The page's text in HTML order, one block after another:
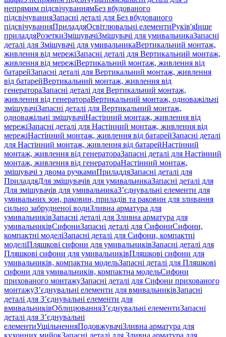
непрямим підсвічуваннямБез вбудованого
підсвічуванняЗапасні деталі для Без вбудованого
підсвічуванняПриладдяОсвітлювальні елементиРуків'яІнше
приладдяРозеткиЗмішувачіЗмішувачі для умивальникаЗапасні
деталі для Змішувачі для умивальникаВертикальний монтаж,
живлення від мережіЗапасні деталі для Вертикальний монтаж,
живлення від мережіВертикальний монтаж, живлення від
батарейЗапасні деталі для Вертикальний монтаж, живлення
від батарейВертикальний монтаж, живлення від
генератораЗапасні деталі для Вертикальний монтаж,
живлення від генератораВертикальний монтаж, одноважільні
змішувачіЗапасні деталі для Вертикальний монтаж,
одноважільні змішувачіНастінний монтаж, живлення від
мережіЗапасні деталі для Настінний монтаж, живлення від
мережіНастінний монтаж, живлення від батарейЗапасні деталі
для Настінний монтаж, живлення від батарейНастінний
монтаж, живлення від генератораЗапасні деталі для Настінний
монтаж, живлення від генератораНастінний монтаж,
змішувачі з двома ручкамиПриладдяЗапасні деталі для
ПриладдяДля змішувачів для умивальникаЗапасні деталі для
Для змішувачів для умивальникаЗ’єднувальні елементи для
умивальних зон, раковин, приладів та раковин для зливання
сильно забрудненої водиЗливна арматура для
умивальниківЗапасні деталі для Зливна арматура для
умивальниківСифониЗапасні деталі для СифониСифони,
компактні моделіЗапасні деталі для Сифони, компактні
моделіПляшкові сифони для умивальниківЗапасні деталі для
Пляшкові сифони для умивальниківПляшкові сифони для
умивальників, компактна модельЗапасні деталі для Пляшкові
сифони для умивальників, компактна модельСифони
прихованого монтажуЗапасні деталі для Сифони прихованого
монтажуЗ’єднувальні елементи для вмивальниківЗапасні
деталі для З’єднувальні елементи для
вмивальниківОблицюванняЗ’єднувальні елементиЗапасні
деталі для З’єднувальні
елементиУщільненняПодовжувачіЗливна арматура для
кухонних мийокЗапасні деталі для Зливна арматура для